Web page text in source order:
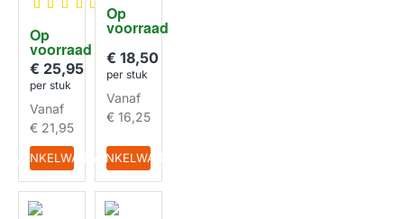
HUISMERK
Op
voorraad
kt voor
NanoPr
otect
FY1410
/30
€ 25,95
per stuk
Vanaf
€ 21,95
IN WINKELWAGEN
Op
voorraad
Philips
NanoCl
FY5156
/10
€ 18,50
per stuk
Vanaf
€ 16,25
IN WINKELWAGEN